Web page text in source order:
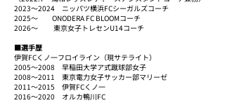
2023〜2024 ニッパツ横浜FCシーガルズコーチ
2025〜 ONODERA FC BLOOMコーチ
2026～ 東京女子トレセンU14コーチ
■選手歴
伊賀FCくノ一フロイライン（現サテライト）
2005〜2008 早稲田大学ア式蹴球部女子
2008〜2011 東京電力女子サッカー部マリーゼ
2011〜2015 伊賀FCくノ一
2016〜2020 オルカ鴨川FC